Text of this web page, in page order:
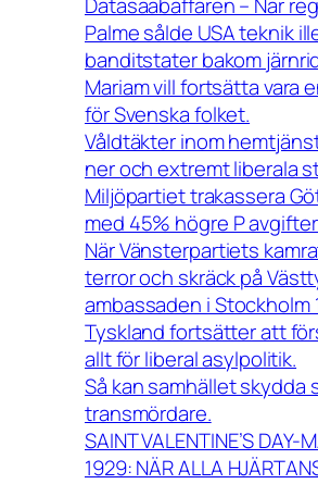
Palme sålde USA teknik
banditstater bakom
Mariam vill fortsätta vara
för Svenska folket.
Våldtäkter inom
ner och extremt liberala
Miljöpartiet trakassera
med 45% högre P
När Vänsterpartiets
terror och skräck på
ambassaden i Stockholm
Tyskland fortsätter att
allt för liberal asylpolitik.
Så kan samhället skydda
transmördare.
SAINT VALENTINE’S DAY-
1929: NÄR ALLA